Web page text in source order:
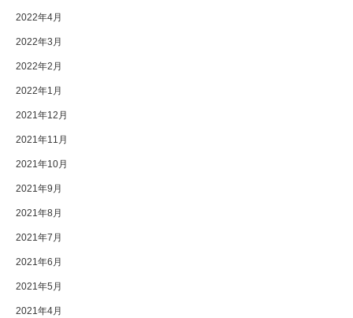
2022年4月
2022年3月
2022年2月
2022年1月
2021年12月
2021年11月
2021年10月
2021年9月
2021年8月
2021年7月
2021年6月
2021年5月
2021年4月